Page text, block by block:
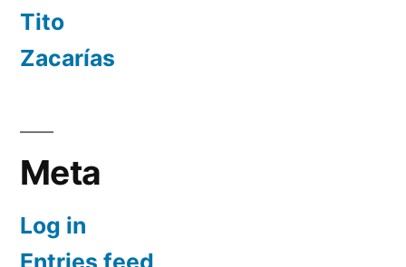
Tito
Zacarías
Meta
Log in
Entries feed